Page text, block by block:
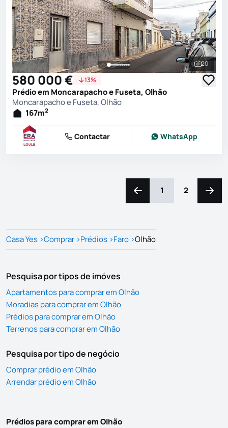
Ver
20
580 000 € 13%
Prédio em Moncarapacho e Fuseta, Olhão
Moncarapacho e Fuseta, Olhão
167m2
Contactar WhatsApp
Navegação para a esquerda
1 2
Casa Yes >Comprar >Prédios >Faro >Olhão
Pesquisa por tipos de imóves
Apartamentos para comprar em Olhão
Moradias para comprar em Olhão
Prédios para comprar em Olhão
Terrenos para comprar em Olhão
Pesquisa por tipo de negócio
Comprar prédio em Olhão
Arrendar prédio em Olhão
Prédios para comprar em Olhão